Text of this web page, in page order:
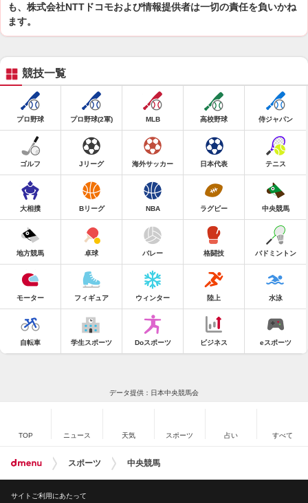
も、株式会社NTTドコモおよび情報提供者は一切の責任を負いかね
ます。
競技一覧
プロ野球 プロ野球(2軍) MLB 高校野球 侍ジャパン
ゴルフ Jリーグ 海外サッカー 日本代表 テニス
大相撲 Bリーグ NBA ラグビー 中央競馬
地方競馬 卓球 バレー 格闘技 バドミントン
モーター フィギュア ウィンター 陸上 水泳
自転車 学生スポーツ Doスポーツ ビジネス eスポーツ
データ提供：日本中央競馬会
TOP ニュース 天気 スポーツ 占い すべて
スポーツ 中央競馬
サイトご利用にあたって